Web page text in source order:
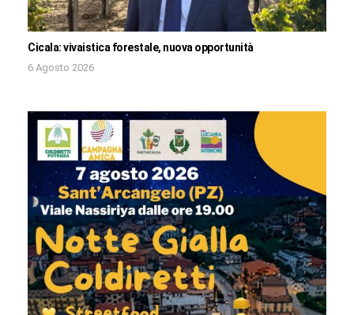
Cicala: vivaistica forestale, nuova opportunità
6 Agosto 2026